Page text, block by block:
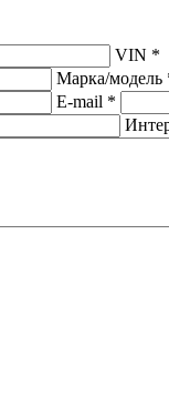
VIN *
Марка/модель
E-mail *